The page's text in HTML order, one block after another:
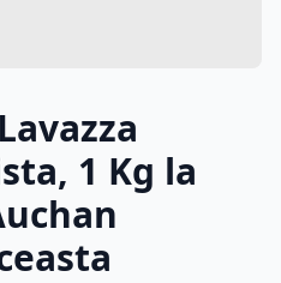
1 Kg la